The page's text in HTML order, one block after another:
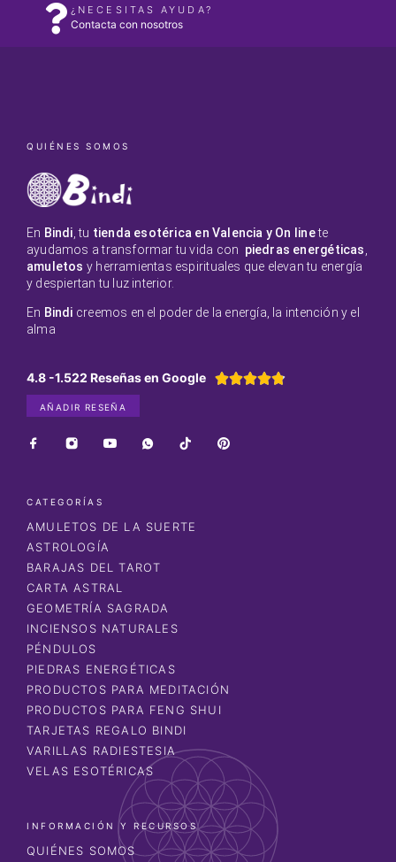
¿NECESITAS AYUDA?
Contacta con nosotros
QUIÉNES SOMOS
En Bindi , tu tienda esotérica en Valencia y On linete
ayudamos a transformar tu vida con piedras energéticas
amuletos y herramientas espirituales que elevan tu energía
y despiertan tu luz interior.
En Bindi creemos en el poder de la energía, la intención y el
alma
4.8 -1.522 Reseñas en Google 
AÑADIR RESEÑA
CATEGORÍAS
AMULETOS DE LA SUERTE
ASTROLOGÍA
BARAJAS DEL TAROT
CARTA ASTRAL
GEOMETRÍA SAGRADA
INCIENSOS NATURALES
PÉNDULOS
PIEDRAS ENERGÉTICAS
PRODUCTOS PARA MEDITACIÓN
PRODUCTOS PARA FENG SHUI
TARJETAS REGALO BINDI
VARILLAS RADIESTESIA
VELAS ESOTÉRICAS
INFORMACIÓN Y RECURSOS
QUIÉNES SOMOS